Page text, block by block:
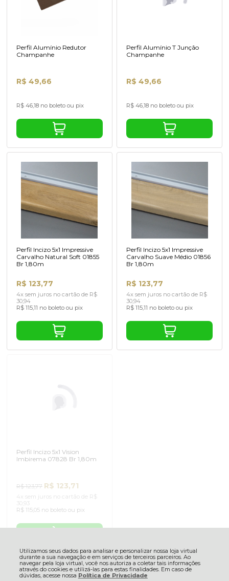
Utilizamos seus dados para analisar e personalizar nossa loja virtual
durante a sua navegação e em serviços de terceiros parceiros. Ao
navegar pela loja virtual, você nos autoriza a coletar tais informações
através do cookies e utilizá-las para estas finalidades. Em caso de
dúvidas, acesse nossa Política de Privacidade
Perfil Alumínio Redutor
Champanhe
R$ 49,66
R$ 46,18 no boleto ou pix
Perfil Alumínio T Junção
Champanhe
R$ 49,66
R$ 46,18 no boleto ou pix
Perfil Incizo 5x1 Impressive
Carvalho Natural Soft 01855
Br 1,80m
R$ 123,77
4x sem juros no cartão de R$
30,94
R$ 115,11 no boleto ou pix
Perfil Incizo 5x1 Impressive
Carvalho Suave Médio 01856
Br 1,80m
R$ 123,77
4x sem juros no cartão de R$
30,94
R$ 115,11 no boleto ou pix
Perfil Incizo 5x1 Vision
Imbirema 07828 Br 1,80m
R$ 123,77 R$ 123,71
4x sem juros no cartão de R$
30,93
R$ 115,05 no boleto ou pix